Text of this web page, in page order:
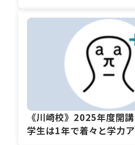
《川崎校》2025年度開
学生は1年で着々と学力